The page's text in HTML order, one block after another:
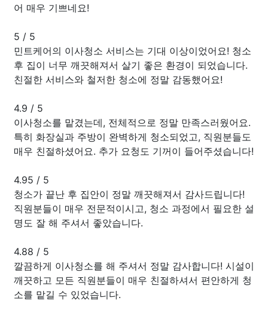
어 매우 기쁘네요!
5 / 5
민트케어의 이사청소 서비스는 기대 이상이었어요! 청소
후 집이 너무 깨끗해져서 살기 좋은 환경이 되었습니다.
친절한 서비스와 철저한 청소에 정말 감동했어요!
4.9 / 5
이사청소를 맡겼는데, 전체적으로 정말 만족스러웠어요.
특히 화장실과 주방이 완벽하게 청소되었고, 직원분들도
매우 친절하셨어요. 추가 요청도 기꺼이 들어주셨습니다!
4.95 / 5
청소가 끝난 후 집안이 정말 깨끗해져서 감사드립니다!
직원분들이 매우 전문적이시고, 청소 과정에서 필요한 설
명도 잘 해 주셔서 좋았습니다.
4.88 / 5
깔끔하게 이사청소를 해 주셔서 정말 감사합니다! 시설이
깨끗하고 모든 직원분들이 매우 친절하셔서 편안하게 청
소를 맡길 수 있었습니다.